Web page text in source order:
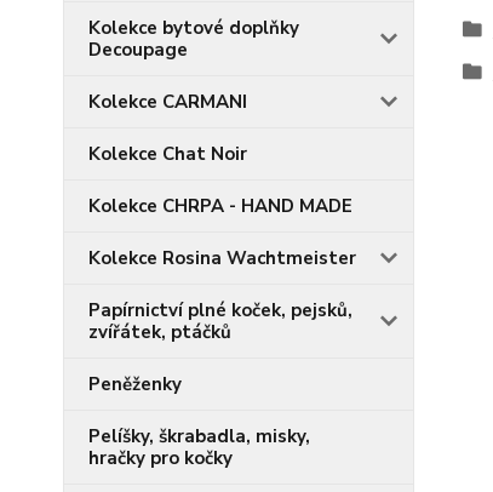
Kolekce bytové doplňky
Decoupage
Kolekce CARMANI
Kolekce Chat Noir
Kolekce CHRPA - HAND MADE
Kolekce Rosina Wachtmeister
Papírnictví plné koček, pejsků,
zvířátek, ptáčků
Peněženky
Pelíšky, škrabadla, misky,
hračky pro kočky